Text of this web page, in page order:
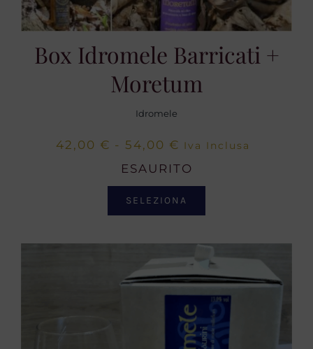
Box Idromele Barricati +
Moretum
Idromele
42,00 € - 54,00 € Fascia
di
da
54,00 €
Iva Inclusa
ESAURITO
SELEZIONA